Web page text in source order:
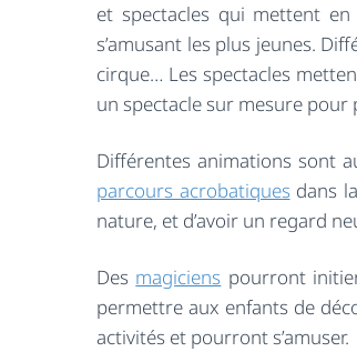
et spectacles qui mettent
s’amusant les plus jeunes.
cirque… Les spectacles
un spectacle sur mesure pour
Différentes animations sont
parcours acrobatiquesdans
nature, et d’avoir un regard
Des magiciens pourront
permettre aux enfants de
activités et pourront s’amuser.